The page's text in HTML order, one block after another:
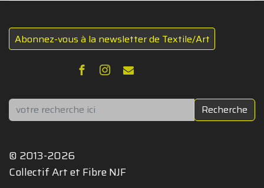
Abonnez-vous à la newsletter de Textile/Art
Rechercher Recherche
© 2013-2026
Collectif Art et Fibre NJF